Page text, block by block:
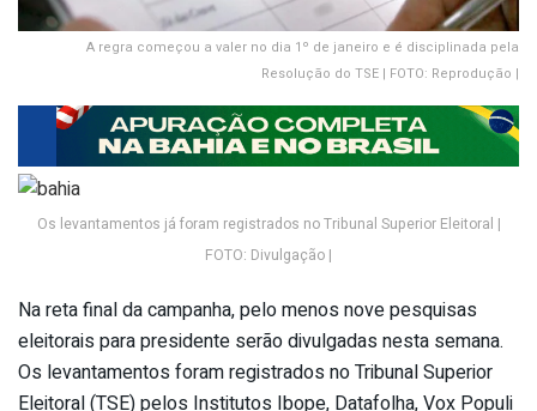
A regra começou a valer no dia 1º de janeiro e é disciplinada pela
Resolução do TSE | FOTO: Reprodução |
Os levantamentos já foram registrados no Tribunal Superior Eleitoral |
FOTO: Divulgação |
Na reta final da campanha, pelo menos nove pesquisas
eleitorais para presidente serão divulgadas nesta semana.
Os levantamentos foram registrados no Tribunal Superior
Eleitoral (TSE) pelos Institutos Ibope, Datafolha, Vox Populi